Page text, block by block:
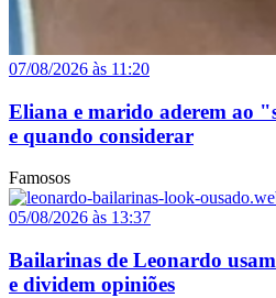
07/08/2026 às 11:20
Eliana e marido aderem ao
e quando considerar
Famosos
05/08/2026 às 13:37
Bailarinas de Leonardo
e dividem opiniões